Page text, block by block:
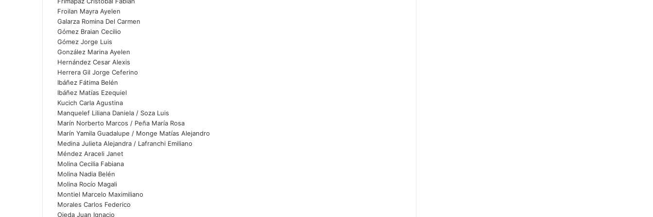
Froilan Mayra Ayelen
Galarza Romina Del Carmen
Gómez Braian Cecilio
Gómez Jorge Luis
González Marina Ayelen
Hernández Cesar Alexis
Herrera Gil Jorge Ceferino
Ibáñez Fátima Belén
Ibáñez Matías Ezequiel
Kucich Carla Agustina
Manquelef Liliana Daniela / Soza Luis
Marín Norberto Marcos / Peña María Rosa
Marín Yamila Guadalupe / Monge Matías Alejandro
Medina Julieta Alejandra / Lafranchi Emiliano
Méndez Araceli Janet
Molina Cecilia Fabiana
Molina Nadia Belén
Molina Rocío Magali
Montiel Marcelo Maximiliano
Morales Carlos Federico
Ojeda Juan Ignacio